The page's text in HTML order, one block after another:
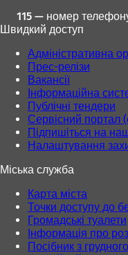
115 — номер телефону
Швидкий доступ
Адміністративна
Прес-релізи
Вакансії
Інформаційна
Публічні тендери
Сервісний портал
Підпишіться на
Налаштування
Міська служба
Карта міста
Точки доступу до
Громадські туалети
Інформація про
Посібник з